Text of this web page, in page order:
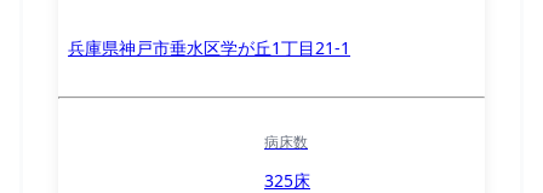
兵庫県神戸市垂水区学が丘1丁目21-1
病床数
325床